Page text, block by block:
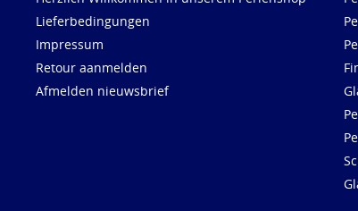
Lieferbedingungen
Impressum
Retour aanmelden
Afmelden nieuwsbrief